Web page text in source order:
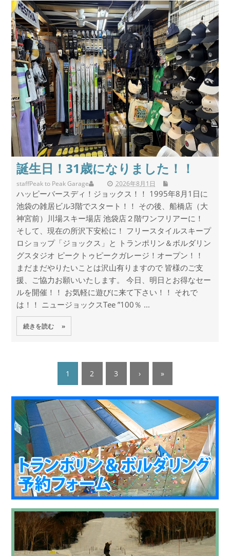
誕生日！31歳になりました！！
staff 2026年8月1日
Peak to Peak Garage
ハッピーバースディ！ジョックス！！ 1995年8月1日に
池袋の雑居ビル3階でスタート！！ その後、船橋店（大
神宮前）川場スキー場店 池袋店２階ワンフリアーに！
そして、現在の所沢下安松に！ フリースタイルスキープ
ロショップ「ジョックス」と トランポリン＆ボルダリン
グスタジオ ピークトゥピークガレージ！オープン！！
まだまだやりたいことは沢山有りますので 皆様のご支
援、ご協力お願いいたします。 今日、明日とお得なセー
ルを開催！！ お気軽に遊びに来て下さい！！ それで
は！！ ニュージョックスTee ”100％ ...
続きを読む »
1 2 3 › »